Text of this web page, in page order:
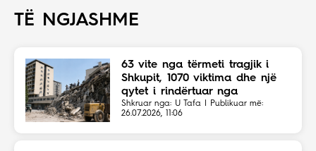
TË NGJASHME
63 vite nga tërmeti tragjik i
Shkupit, 1070 viktima dhe një
qytet i rindërtuar nga
solidariteti botëror
Shkruar nga: U Tafa | Publikuar më:
26.07.2026, 11:06